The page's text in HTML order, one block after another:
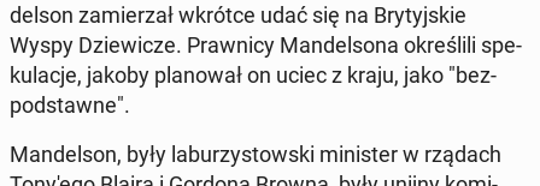
del­son za­mie­rzał wkrótce udać się na Bry­tyj­skie
Wyspy Dzie­wi­cze. Praw­ni­cy Man­del­so­na okre­śli­li spe­
ku­la­cje, jakoby pla­no­wał on uciec z kraju, jako "bez­
pod­staw­ne".
Man­del­son, były la­bu­rzy­stow­ski mi­ni­ster w rządach